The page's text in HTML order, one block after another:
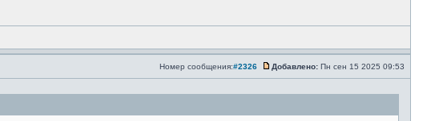
Номер сообщения:#2326 Добавлено: Пн сен 15 2025 09:53